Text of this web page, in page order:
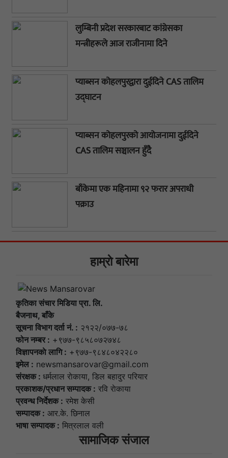
लुम्बिनी प्रदेश सरकारबाट कांग्रेसका
मन्त्रीहरूले आज राजीनामा दिने
प्याब्सन कोहलपुरद्वारा दुईदिने CAS तालिम
उद्घाटन
प्याब्सन कोहलपुरको आयोजनामा दुईदिने
CAS तालिम सञ्चालन हुँदै
बाँकेमा एक महिनामा ९२ फरार अपराधी
पक्राउ
हाम्राे बारेमा
कृतिका संचार मिडिया प्रा. लि.
बैजनाथ, बाँके
सूचना विभाग दर्ता नं. : २१२२/०७७-७८
फोन नम्बर : +९७७-९८५८०७२७४८
विज्ञापनकाे लागि : +९७७-९८४८०४२२८०
इमेल : newsmansarovar@gmail.com
संरक्षक : धर्मलाल राेकाया, डिल बहादुर परियार
प्रकाशक/प्रधान सम्पादक : रवि राेकाया
प्रवन्ध निर्देशक : रमेश केसी
सम्पादक : आर.के. छिनाल
भाषा सम्पादक : मित्रलाल वली
सामाजिक संजाल